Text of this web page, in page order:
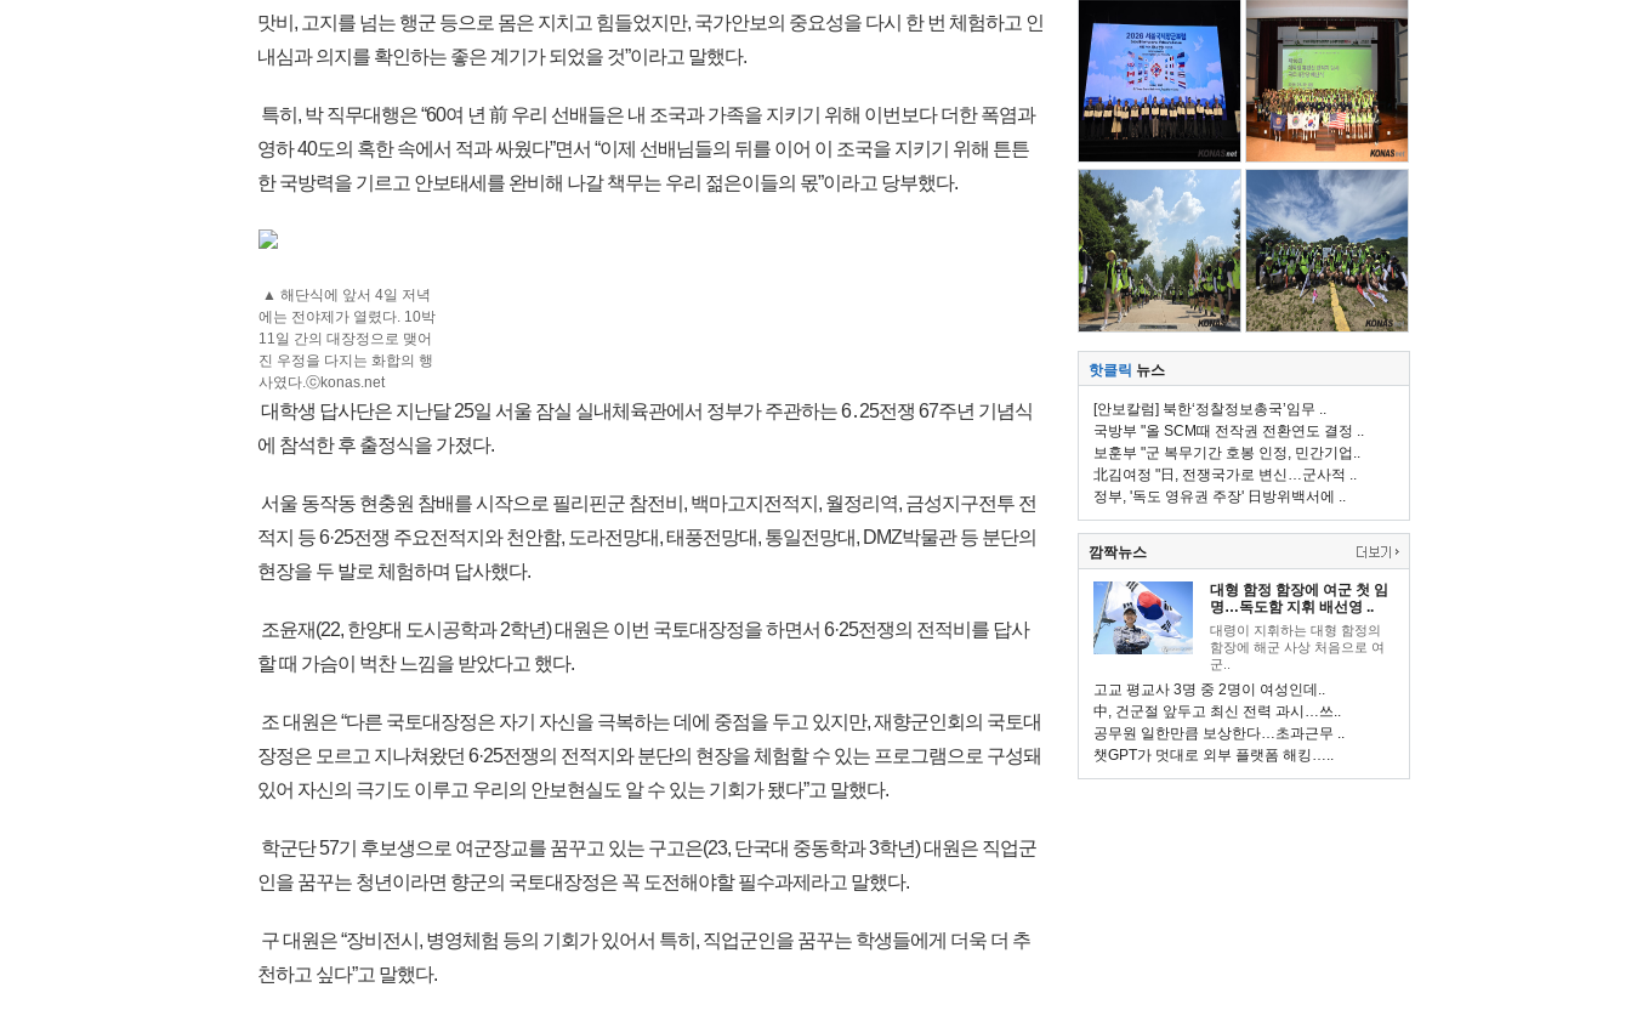
맛비, 고지를 넘는 행군 등으로 몸은 지치고 힘들었지만, 국가안보의 중요성을 다시 한 번 체험하고 인
내심과 의지를 확인하는 좋은 계기가 되었을 것”이라고 말했다.
특히, 박 직무대행은 “60여 년 前 우리 선배들은 내 조국과 가족을 지키기 위해 이번보다 더한 폭염과
영하 40도의 혹한 속에서 적과 싸웠다”면서 “이제 선배님들의 뒤를 이어 이 조국을 지키기 위해 튼튼
한 국방력을 기르고 안보태세를 완비해 나갈 책무는 우리 젊은이들의 몫”이라고 당부했다.
▲ 해단식에 앞서 4일 저녁
에는 전야제가 열렸다. 10박
11일 간의 대장정으로 맺어
진 우정을 다지는 화합의 행
사였다.ⓒkonas.net
대학생 답사단은 지난달 25일 서울 잠실 실내체육관에서 정부가 주관하는 6․25전쟁 67주년 기념식
에 참석한 후 출정식을 가졌다.
서울 동작동 현충원 참배를 시작으로 필리핀군 참전비, 백마고지전적지, 월정리역, 금성지구전투 전
적지 등 6·25전쟁 주요전적지와 천안함, 도라전망대, 태풍전망대, 통일전망대, DMZ박물관 등 분단의
현장을 두 발로 체험하며 답사했다.
조윤재(22, 한양대 도시공학과 2학년) 대원은 이번 국토대장정을 하면서 6·25전쟁의 전적비를 답사
할 때 가슴이 벅찬 느낌을 받았다고 했다.
조 대원은 “다른 국토대장정은 자기 자신을 극복하는 데에 중점을 두고 있지만, 재향군인회의 국토대
장정은 모르고 지나쳐왔던 6·25전쟁의 전적지와 분단의 현장을 체험할 수 있는 프로그램으로 구성돼
있어 자신의 극기도 이루고 우리의 안보현실도 알 수 있는 기회가 됐다”고 말했다.
학군단 57기 후보생으로 여군장교를 꿈꾸고 있는 구고은(23, 단국대 중동학과 3학년) 대원은 직업군
인을 꿈꾸는 청년이라면 향군의 국토대장정은 꼭 도전해야할 필수과제라고 말했다.
구 대원은 “장비전시, 병영체험 등의 기회가 있어서 특히, 직업군인을 꿈꾸는 학생들에게 더욱 더 추
천하고 싶다”고 말했다.
핫클릭 뉴스
[안보칼럼] 북한‘정찰정보총국’임무 ..
국방부 "올 SCM때 전작권 전환연도 결정 ..
보훈부 "군 복무기간 호봉 인정, 민간기업..
北김여정 "日, 전쟁국가로 변신…군사적 ..
정부, '독도 영유권 주장' 日방위백서에 ..
깜짝뉴스
대형 함정 함장에 여군 첫 임
명…독도함 지휘 배선영 ..
대령이 지휘하는 대형 함정의
함장에 해군 사상 처음으로 여
군..
고교 평교사 3명 중 2명이 여성인데..
中, 건군절 앞두고 최신 전력 과시…쓰..
공무원 일한만큼 보상한다…초과근무 ..
챗GPT가 멋대로 외부 플랫폼 해킹…..